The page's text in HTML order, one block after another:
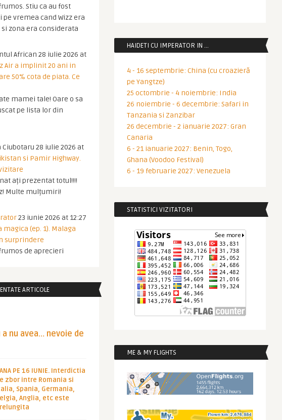
Stiu ca au fost
vremea cand Wizz era
si zona era considerata
African 28 iulie 2026 at
Air a implinit 20 ani in
50% cota de piata. Ce
mamei tale! Oare o sa
pe lista lor din
Ciubotaru 28 iulie 2026 at
si Pamir Highway.
ați prezentat totul!!!!
Multe mulțumiri!
23 iunie 2026 at 12:27
magica (ep. 1). Malaga
surprindere
de aprecieri
ARTICOLE
a nu avea… nevoie de
PE 16 IUNIE. Interdictia
zbor intre Romania si
Spania, Germania,
Anglia, etc este
HAIDETI CU IMPERATOR IN …
4 - 16 septembrie: China (cu croazieră
pe Yangtze)
25 octombrie - 4 noiembrie: India
26 noiembrie - 6 decembrie: Safari in
Tanzania si Zanzibar
26 decembrie - 2 ianuarie 2027: Gran
Canaria
6 - 21 ianuarie 2027: Benin, Togo,
Ghana (Voodoo Festival)
6 - 19 februarie 2027: Venezuela
STATISTICI VIZITATORI
ME & MY FLIGHTS